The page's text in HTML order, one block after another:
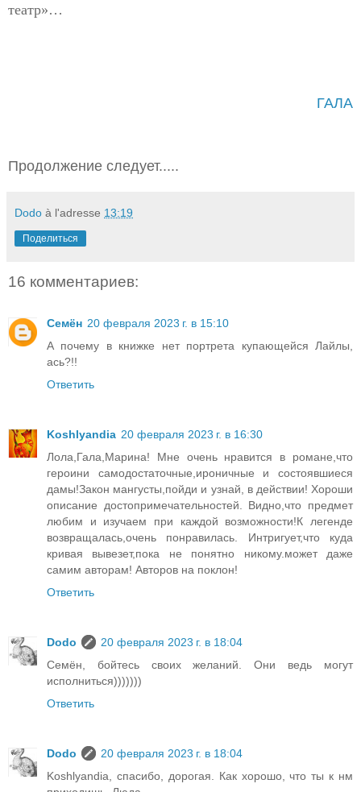
театр»…
ГАЛА
Продолжение следует.....
Dodo à l'adresse 13:19
Поделиться
16 комментариев:
Семён 20 февраля 2023 г. в 15:10
А почему в книжке нет портрета купающейся Лайлы,
ась?!!
Ответить
Koshlyandia 20 февраля 2023 г. в 16:30
Лола,Гала,Марина! Мне очень нравится в романе,что
героини самодостаточные,ироничные и состоявшиеся
дамы!Закон мангусты,пойди и узнай, в действии! Хороши
описание достопримечательностей. Видно,что предмет
любим и изучаем при каждой возможности!К легенде
возвращалась,очень понравилась. Интригует,что куда
кривая вывезет,пока не понятно никому.может даже
самим авторам! Авторов на поклон!
Ответить
Dodo
20 февраля 2023 г. в 18:04
Семён, бойтесь своих желаний. Они ведь могут
исполниться)))))))
Ответить
Dodo
20 февраля 2023 г. в 18:04
Koshlyandia, спасибо, дорогая. Как хорошо, что ты к нм